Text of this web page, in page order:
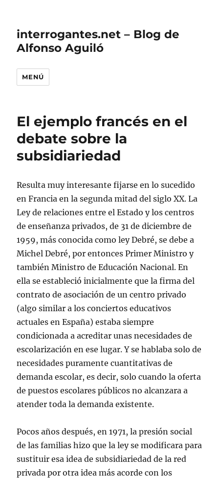
interrogantes.net – Blog de
Alfonso Aguiló
MENÚ
El ejemplo francés en el
debate sobre la
subsidiariedad
Resulta muy interesante fijarse en lo sucedido
en Francia en la segunda mitad del siglo XX. La
Ley de relaciones entre el Estado y los centros
de enseñanza privados, de 31 de diciembre de
1959, más conocida como ley Debré, se debe a
Michel Debré, por entonces Primer Ministro y
también Ministro de Educación Nacional. En
ella se estableció inicialmente que la firma del
contrato de asociación de un centro privado
(algo similar a los conciertos educativos
actuales en España) estaba siempre
condicionada a acreditar unas necesidades de
escolarización en ese lugar. Y se hablaba solo de
necesidades puramente cuantitativas de
demanda escolar, es decir, solo cuando la oferta
de puestos escolares públicos no alcanzara a
atender toda la demanda existente.
Pocos años después, en 1971, la presión social
de las familias hizo que la ley se modificara para
sustituir esa idea de subsidiariedad de la red
privada por otra idea más acorde con los